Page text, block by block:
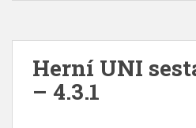
Herní UNI
– 4.3.1